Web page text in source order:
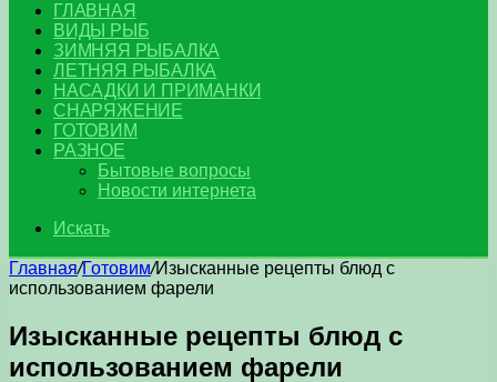
ГЛАВНАЯ
ВИДЫ РЫБ
ЗИМНЯЯ РЫБАЛКА
ЛЕТНЯЯ РЫБАЛКА
НАСАДКИ И ПРИМАНКИ
СНАРЯЖЕНИЕ
ГОТОВИМ
РАЗНОЕ
Бытовые вопросы
Новости интернета
Искать
Главная/Готовим/Изысканные рецепты блюд с
использованием фарели
Изысканные рецепты блюд с
использованием фарели